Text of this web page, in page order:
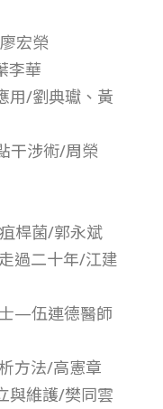
宏榮
李華
用/劉典瓛、黃
干涉術/周榮
桿菌/郭永斌
過二十年/江建
—伍連德醫師
方法/高憲章
與維護/樊同雲